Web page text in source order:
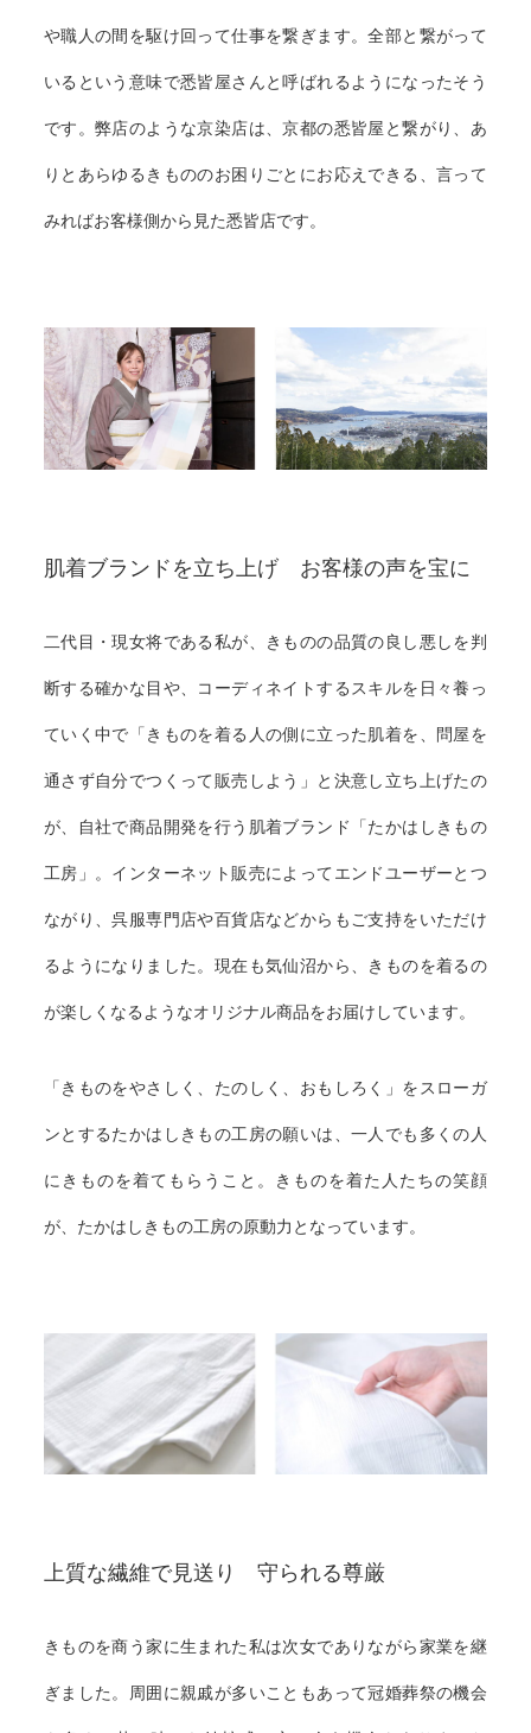
や職人の間を駆け回って仕事を繋ぎます。全部と繋がって
いるという意味で悉皆屋さんと呼ばれるようになったそう
です。弊店のような京染店は、京都の悉皆屋と繋がり、あ
りとあらゆるきもののお困りごとにお応えできる、言って
みればお客様側から見た悉皆店です。
肌着ブランドを立ち上げ お客様の声を宝に
二代目・現女将である私が、きものの品質の良し悪しを判
断する確かな目や、コーディネイトするスキルを日々養っ
ていく中で「きものを着る人の側に立った肌着を、問屋を
通さず自分でつくって販売しよう」と決意し立ち上げたの
が、自社で商品開発を行う肌着ブランド「たかはしきもの
工房」。インターネット販売によってエンドユーザーとつ
ながり、呉服専門店や百貨店などからもご支持をいただけ
るようになりました。現在も気仙沼から、きものを着るの
が楽しくなるようなオリジナル商品をお届けしています。
「きものをやさしく、たのしく、おもしろく」をスローガ
ンとするたかはしきもの工房の願いは、一人でも多くの人
にきものを着てもらうこと。きものを着た人たちの笑顔
が、たかはしきもの工房の原動力となっています。
上質な繊維で見送り 守られる尊厳
きものを商う家に生まれた私は次女でありながら家業を継
ぎました。周囲に親戚が多いこともあって冠婚葬祭の機会